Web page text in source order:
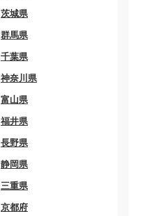
茨城県
群馬県
千葉県
神奈川県
富山県
福井県
長野県
静岡県
三重県
京都府